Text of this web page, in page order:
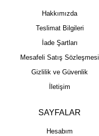
Hakkımızda
Teslimat Bilgileri
İade Şartları
Mesafeli Satış Sözleşmesi
Gizlilik ve Güvenlik
İletişim
SAYFALAR
Hesabım